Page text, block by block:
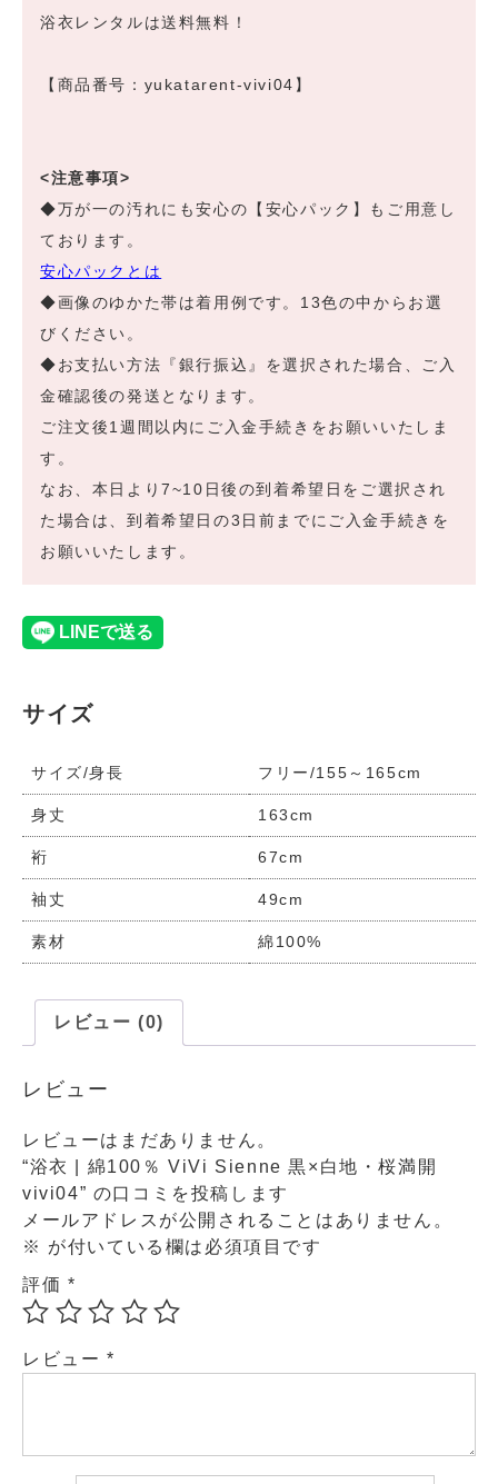
浴衣レンタルは送料無料！
【商品番号：yukatarent-vivi04】
<注意事項>
◆万が一の汚れにも安心の【安心パック】もご用意し
ております。
安心パックとは
◆画像のゆかた帯は着用例です。13色の中からお選
びください。
◆お支払い方法『銀行振込』を選択された場合、ご入
金確認後の発送となります。
ご注文後1週間以内にご入金手続きをお願いいたしま
す。
なお、本日より7~10日後の到着希望日をご選択され
た場合は、到着希望日の3日前までにご入金手続きを
お願いいたします。
サイズ
サイズ/身長 フリー/155～165cm
身丈 163cm
裄 67cm
袖丈 49cm
素材 綿100%
レビュー (0)
レビュー
レビューはまだありません。
“浴衣 | 綿100％ ViVi Sienne 黒×白地・桜満開
vivi04” の口コミを投稿します
メールアドレスが公開されることはありません。
※ が付いている欄は必須項目です
評価 *
レビュー *